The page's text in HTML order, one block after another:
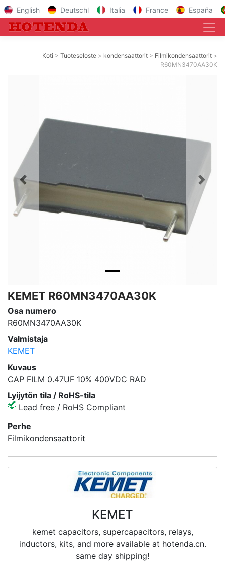
English Deutschl Italia France España
Koti Tuoteseloste kondensaattorit
Filmikondensaattorit
R60MN3470AA30K
Previous Next
KEMET R60MN3470AA30K
Osa numero
R60MN3470AA30K
Valmistaja
KEMET
Kuvaus
CAP FILM 0.47UF 10% 400VDC RAD
Lyijytön tila / RoHS-tila
Lead free / RoHS Compliant
Perhe
Filmikondensaattorit
KEMET
kemet capacitors, supercapacitors, relays,
inductors, kits, and more available at hotenda.cn.
same day shipping!